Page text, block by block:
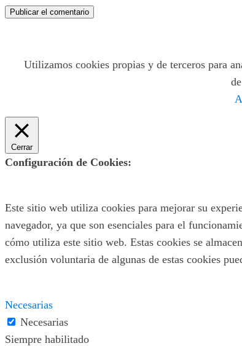
Utilizamos cookies propias y de terceros para
Cerrar
Configuración de Cookies:
Este sitio web utiliza cookies para mejorar su
navegador, ya que son esenciales para el
cómo utiliza este sitio web. Estas cookies se
exclusión voluntaria de algunas de estas cookies
Necesarias
Necesarias
Siempre habilitado